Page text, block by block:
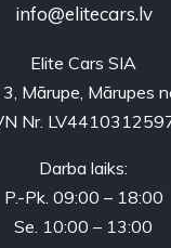
info@elitecars.lv
Elite Cars SIA
Mārupe, Mārupes
Nr.
Darba laiks:
P.-Pk. 09:00 – 18:00
Se. 10:00 – 13:00